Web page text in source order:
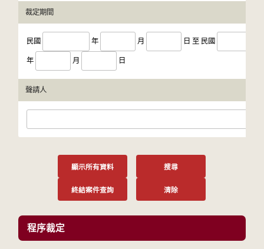
裁定期間
民國 年 月 日 至 民國
年 月 日
聲請人
顯示所有資料 搜尋
終結案件查詢 清除
程序裁定